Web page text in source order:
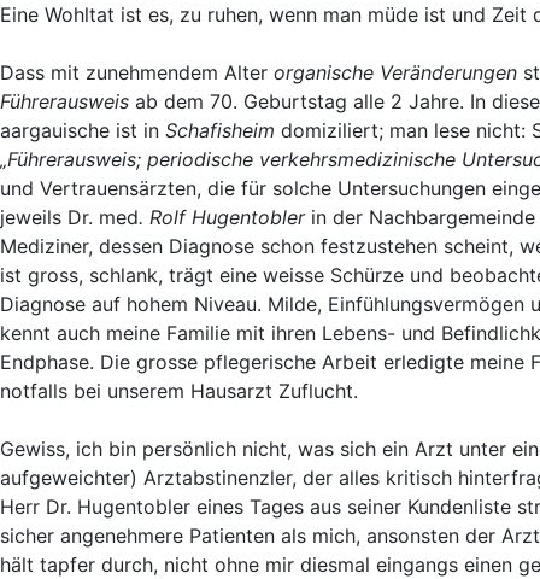
Eine Wohltat ist es, zu ruhen, wenn man müde ist und Zeit
Dass mit zunehmendem Alter organische Veränderungen
Führerausweis ab dem 70. Geburtstag alle 2 Jahre. In
aargauische ist in Schafisheim domiziliert; man lese nicht:
„Führerausweis; periodische verkehrsmedizinische
und Vertrauensärzten, die für solche Untersuchungen
jeweils Dr. med. Rolf Hugentoblerin der Nachbargemeinde
Mediziner, dessen Diagnose schon festzustehen scheint,
ist gross, schlank, trägt eine weisse Schürze und
Diagnose auf hohem Niveau. Milde, Einfühlungsvermögen
kennt auch meine Familie mit ihren Lebens- und
Endphase. Die grosse pflegerische Arbeit erledigte meine
notfalls bei unserem Hausarzt Zuflucht.
Gewiss, ich bin persönlich nicht, was sich ein Arzt unter
aufgeweichter) Arztabstinenzler, der alles kritisch
Herr Dr. Hugentobler eines Tages aus seiner Kundenliste
sicher angenehmere Patienten als mich, ansonsten der
hält tapfer durch, nicht ohne mir diesmal eingangs einen